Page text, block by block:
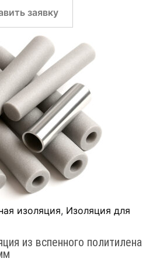
заявку
изоляция, Изоляция для
из вспенного политилена